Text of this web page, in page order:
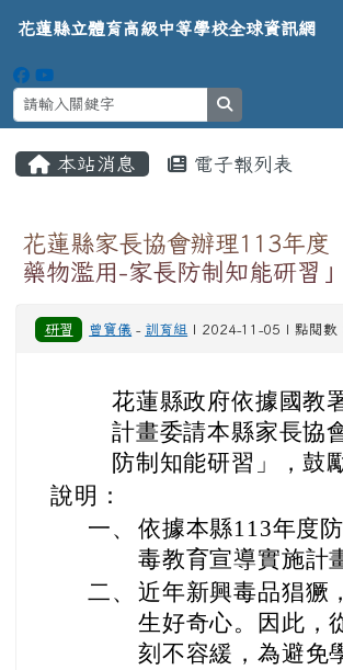
花蓮縣立體育高級中等
導覽列
花蓮縣立體育高級中等學校全球資訊網
本站消息 電子報列表
花蓮縣家長協會辦理113年度
藥物濫用-家長防制知能研習」
研習 曾寶儀 - 訓育組 | 2024-11-05 | 點閱數
花蓮縣政府依據國教
計畫委請本縣家長協
防制知能研習」，鼓
說明：
一、 依據本縣113年度
毒教育宣導實施計
二、 近年新興毒品猖獗
生好奇心。因此，
刻不容緩，為避免